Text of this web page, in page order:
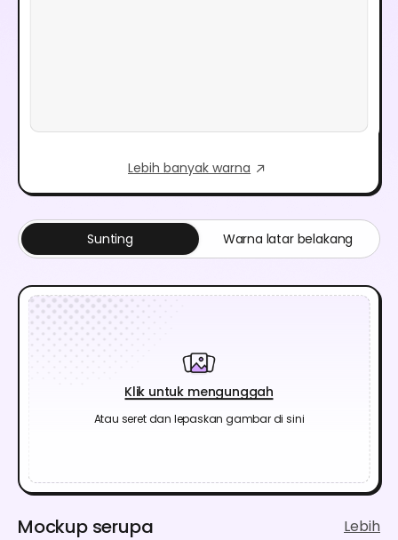
Lebih banyak warna
Klik untuk mengunggah
Atau seret dan lepaskan gambar di sini
Sunting Warna latar belakang
Mockup serupa Lebih